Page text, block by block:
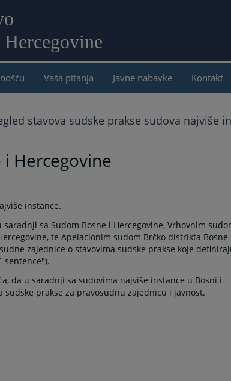
sadržaj
Vaša pitanja Javne nabavke Kontakt
stavova sudske prakse sudova najviše
Hercegovine
instance.
sa Sudom Bosne i Hercegovine, Vrhovnim
te Apelacionim sudom Brčko distrikta Bosne
zajednice o stavovima sudske prakse koje
sentence").
da u saradnji sa sudovima najviše instance u Bosni i
prakse za pravosudnu zajednicu i javnost.